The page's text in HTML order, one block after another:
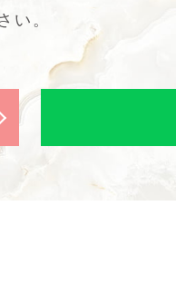
い。